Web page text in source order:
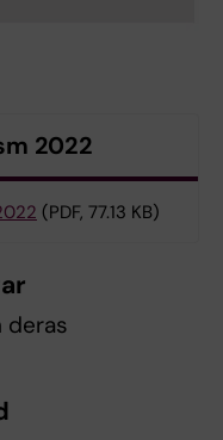
2022
(PDF, 77.13 KB)
deras